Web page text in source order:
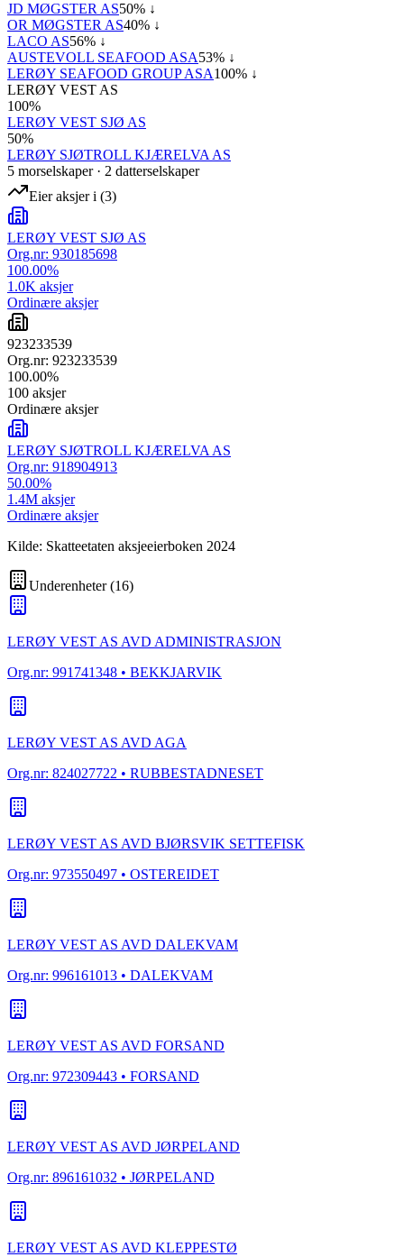
JD MØGSTER AS50% ↓
OR MØGSTER AS40% ↓
LACO AS56% ↓
AUSTEVOLL SEAFOOD ASA53% ↓
LERØY SEAFOOD GROUP ASA100% ↓
LERØY VEST AS
100%
LERØY VEST SJØ AS
50%
LERØY SJØTROLL KJÆRELVA AS
5 morselskaper· 2 datterselskaper
Eier aksjer i (3)
LERØY VEST SJØ AS
Org.nr: 930185698
100.00%
1.0K aksjer
Ordinære aksjer
923233539
Org.nr: 923233539
100.00%
100 aksjer
Ordinære aksjer
LERØY SJØTROLL KJÆRELVA AS
Org.nr: 918904913
50.00%
1.4M aksjer
Ordinære aksjer
Kilde: Skatteetaten aksjeeierboken 2024
Underenheter(16)
LERØY VEST AS AVD ADMINISTRASJON
Org.nr: 991741348 • BEKKJARVIK
LERØY VEST AS AVD AGA
Org.nr: 824027722 • RUBBESTADNESET
LERØY VEST AS AVD BJØRSVIK SETTEFISK
Org.nr: 973550497 • OSTEREIDET
LERØY VEST AS AVD DALEKVAM
Org.nr: 996161013 • DALEKVAM
LERØY VEST AS AVD FORSAND
Org.nr: 972309443 • FORSAND
LERØY VEST AS AVD JØRPELAND
Org.nr: 896161032 • JØRPELAND
LERØY VEST AS AVD KLEPPESTØ